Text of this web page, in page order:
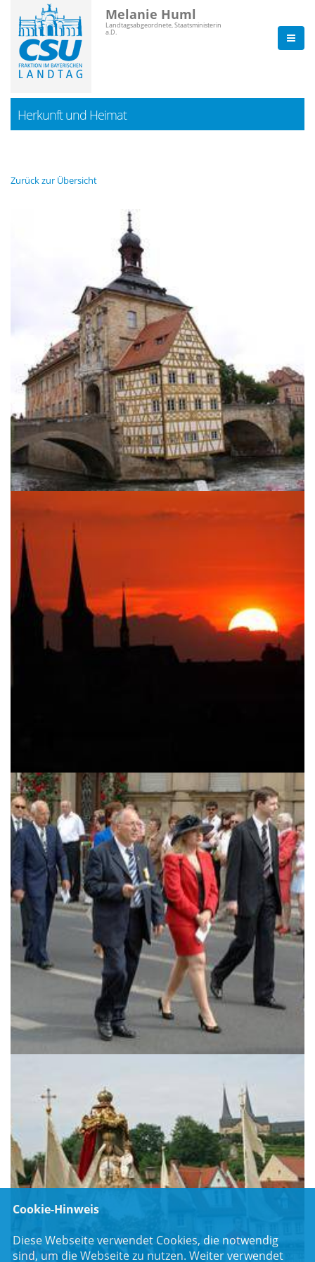
Melanie Huml
Landtagsabgeordnete, Staatsministerin
a.D.
Herkunft und Heimat
Zurück zur Übersicht
Cookie-Hinweis
Diese Webseite verwendet Cookies, die notwendig
sind, um die Webseite zu nutzen. Weiter verwendet